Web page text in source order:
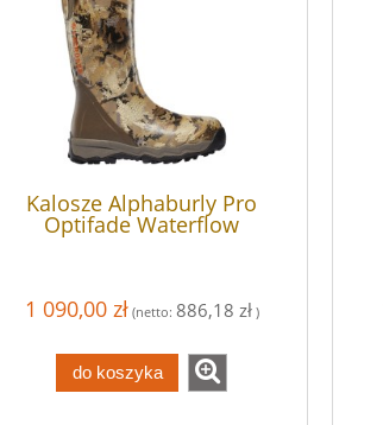
Kalosze Alphaburly Pro
Optifade Waterflow
1 090,00 zł (netto: 886,18 zł)
do koszyka